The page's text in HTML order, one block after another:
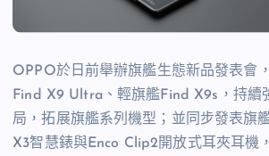
OPPO於日前舉辦旗艦生態新品發表會
Find X9 Ultra、輕旗艦Find X9s，持續
局，拓展旗艦系列機型；並同步發表旗
X3智慧錶與Enco Clip2開放式耳夾耳機